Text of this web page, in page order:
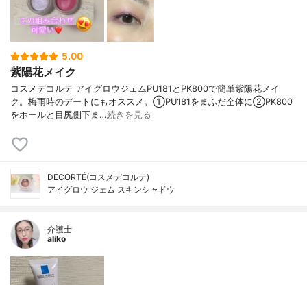
5.00
紫陽花メイク
コスメデコルテ アイグロウジェムPU181とPK800で簡単紫陽花メイ
ク。梅雨時のデートにもオススメ。①PU181をまふだ全体に②PK800
をホールと目尻側下ま…続きを見る
DECORTÉ(コスメデコルテ)
アイグロウ ジェム スキンシャドウ
介護士
aliko